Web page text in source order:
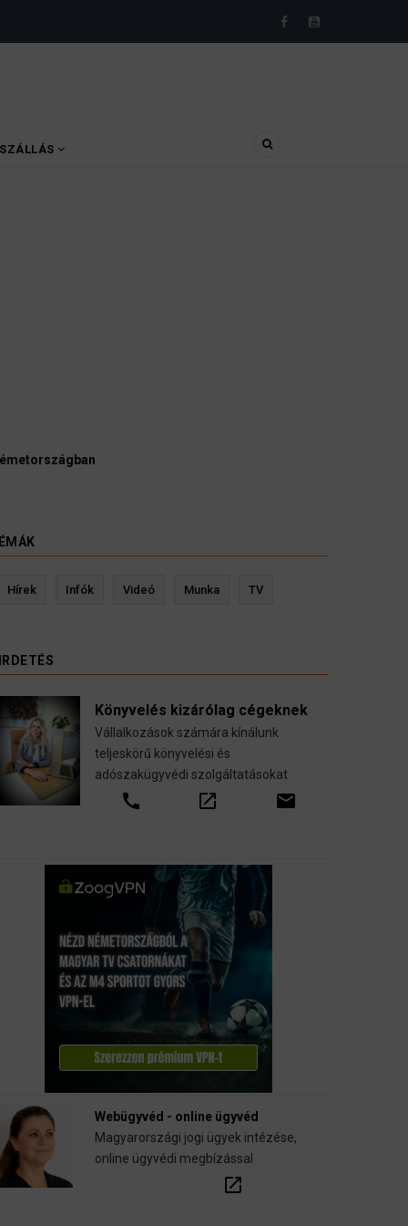
SZÁLLÁS
Ügyvédek, bírák és ügyészek szerint a német politikának
Kevin Ressler biztosítási szakértő
Hírek Infók Videó Munka TV
Könyvelés kizárólag cégeknek
Vállalkozások számára kínálunk
teljeskörű könyvelési és
adószakügyvédi szolgáltatásokat
call open_in_new email
Webügyvéd - online ügyvéd
Magyarországi jogi ügyek intézése,
online ügyvédi megbízással
open_in_new